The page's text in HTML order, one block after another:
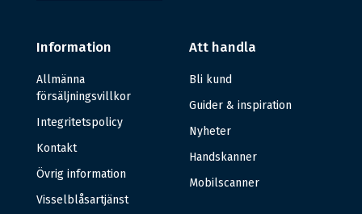
Information
Allmänna
försäljningsvillkor
Integritetspolicy
Kontakt
Övrig information
Visselblåsartjänst
Att handla
Bli kund
Guider & inspiration
Nyheter
Handskanner
Mobilscanner